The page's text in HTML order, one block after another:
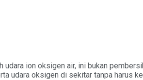
ion oksigen air, ini bukan
udara oksigen di sekitar tanpa harus